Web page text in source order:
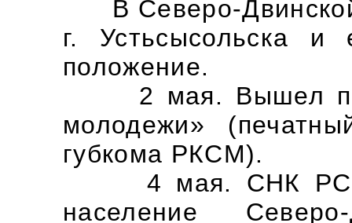
В Северо-Двинской
г. Устьсысольска и
положение.
2 мая. Вышел
молодежи»
губкома РКСМ).
4 мая. СНК
население